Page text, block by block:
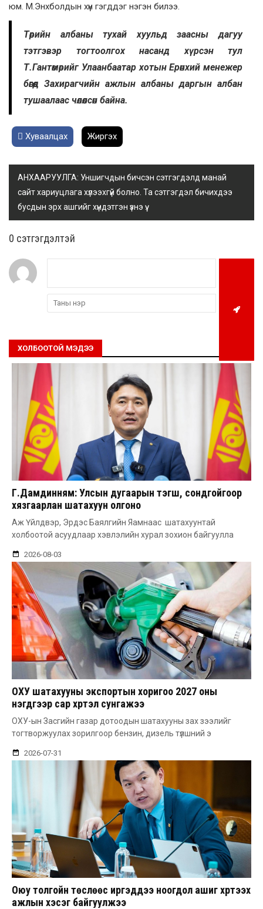
юм. М.Энхболдын хүн гэгддэг нэгэн билээ.
Төрийн албаны тухай хуульд заасны дагуу
тэтгэвэр тогтоолгох насанд хүрсэн тул
Т.Гантөмөрийг Улаанбаатар хотын Ерөнхий менежер
бөгөөд Захирагчийн ажлын албаны даргын албан
тушаалаас чөлөөлсөн байна.
Хуваалцах Жиргэх
АНХААРУУЛГА: Уншигчдын бичсэн сэтгэгдэлд манай
сайт хариуцлага хүлээхгүй болно. Та сэтгэгдэл бичихдээ
бусдын эрх ашгийг хүндэтгэн үзнэ үү.
0 cэтгэгдэлтэй
ХОЛБООТОЙ МЭДЭЭ
Г.Дамдинням: Улсын дугаарын тэгш, сондгойгоор
хязгаарлан шатахуун олгоно
Аж Үйлдвэр, Эрдэс Баялгийн Яамнаас шатахуунтай
холбоотой асуудлаар хэвлэлийн хурал зохион байгуулла
2026-08-03
ОХУ шатахууны экспортын хоригоо 2027 оны
нэгдүгээр сар хүртэл сунгажээ
ОХУ-ын Засгийн газар дотоодын шатахууны зах зээлийг
тогтворжуулах зорилгоор бензин, дизель түлшний э
2026-07-31
Оюу толгойн төслөөс иргэддээ ноогдол ашиг хүртээх
ажлын хэсэг байгуулжээ